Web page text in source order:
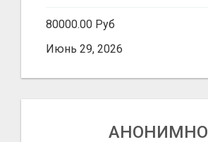
80000.00 Руб
Июнь 29, 2026
АНОНИМНО